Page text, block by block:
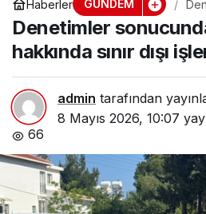
Haberler GÜNDEM
Denetimler
hakkında sınır dışı
admin tarafından
8 Mayıs 2026, 10:07
66